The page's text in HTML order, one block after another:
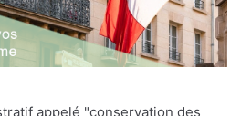
appelé "conservation des